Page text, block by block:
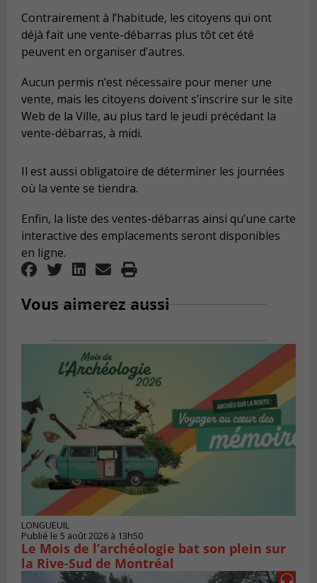
Contrairement à l’habitude, les citoyens qui ont
déjà fait une vente-débarras plus tôt cet été
peuvent en organiser d’autres.
Aucun permis n’est nécessaire pour mener une
vente, mais les citoyens doivent s’inscrire sur le site
Web de la Ville, au plus tard le jeudi précédant la
vente-débarras, à midi.
Il est aussi obligatoire de déterminer les journées
où la vente se tiendra.
Enfin, la liste des ventes-débarras ainsi qu’une carte
interactive des emplacements seront disponibles
en ligne.
Vous aimerez aussi
LONGUEUIL
Publié le 5 août 2026 à 13h50
Le Mois de l’archéologie bat son plein sur
la Rive-Sud de Montréal